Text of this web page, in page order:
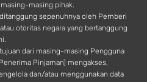
masing pihak.
sepenuhnya oleh Pemberi
otoritas negara yang bertanggung
dari masing-masing Pengguna
Pinjaman) mengakses,
dan/atau menggunakan data